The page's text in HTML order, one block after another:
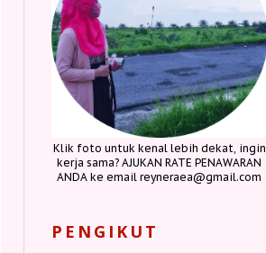
Klik foto untuk kenal lebih dekat, ingin
kerja sama? AJUKAN RATE PENAWARAN
ANDA ke email reyneraea@gmail.com
PENGIKUT